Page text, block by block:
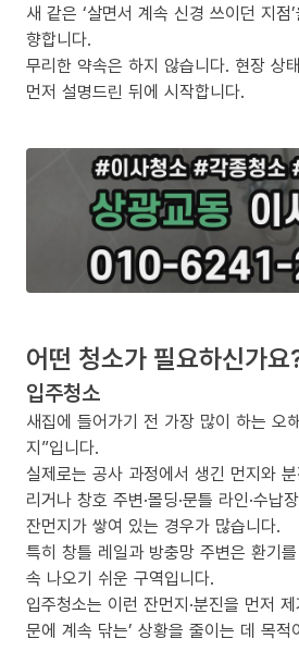
새 같은 ‘살면서 계속 신경 쓰이던 지점
향합니다.
무리한 약속은 하지 않습니다. 현장 상
먼저 설명드린 뒤에 시작합니다.
어떤 청소가 필요하신가요
입주청소
새집에 들어가기 전 가장 많이 하는 오
지”입니다.
실제로는 공사 과정에서 생긴 먼지와
리거나 창호 주변·몰딩·문틀 라인·수납
잔먼지가 쌓여 있는 경우가 많습니다.
특히 창틀 레일과 방충망 주변은 환기
속 나오기 쉬운 구역입니다.
입주청소는 이런 잔먼지·분진을 먼저
문에 계속 닦는’ 상황을 줄이는 데 목적